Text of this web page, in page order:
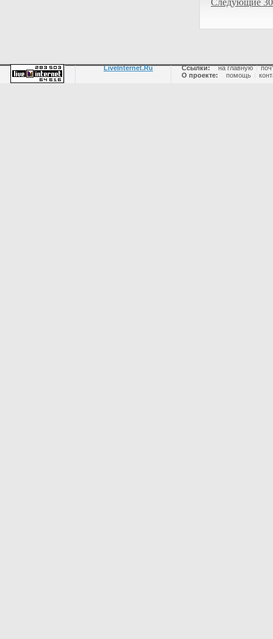
LiveInternet.Ru Ссылки: на главную |
О проекте:
помощь